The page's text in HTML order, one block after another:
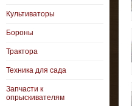
Культиваторы
Бороны
Трактора
Техника для сада
Запчасти к
опрыскивателям